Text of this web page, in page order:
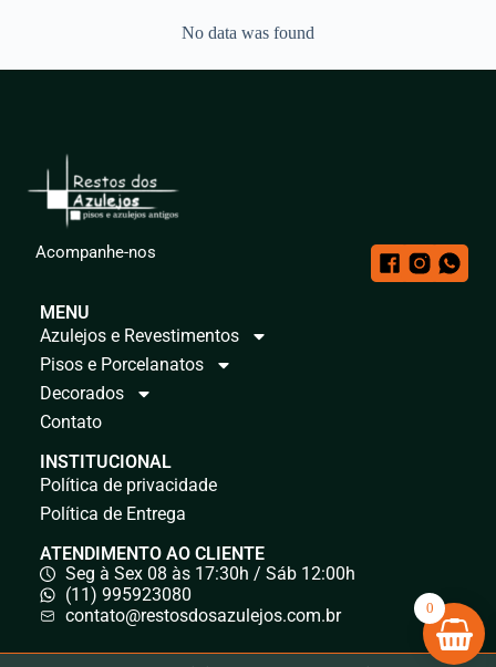
No data was found
Acompanhe-nos
MENU
Azulejos e Revestimentos
Pisos e Porcelanatos
Decorados
Contato
INSTITUCIONAL
Política de privacidade
Política de Entrega
ATENDIMENTO AO CLIENTE
Seg à Sex 08 às 17:30h / Sáb 12:00h
(11) 995923080
contato@restosdosazulejos.com.br
0